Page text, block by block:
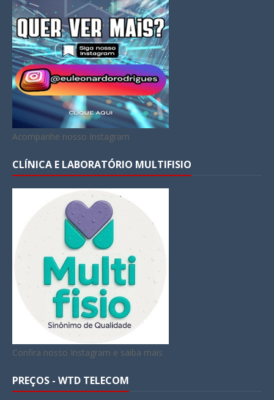
Acompanhe nosso Instagram
CLÍNICA E LABORATÓRIO MULTIFISIO
Confira nosso Instagram e saiba mais
PREÇOS - WTD TELECOM